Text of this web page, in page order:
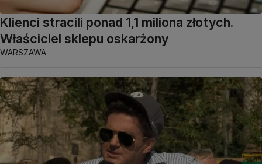
Klienci stracili ponad 1,1 miliona złotych.
Właściciel sklepu oskarżony
WARSZAWA